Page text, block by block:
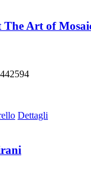
Art of
Dettagli